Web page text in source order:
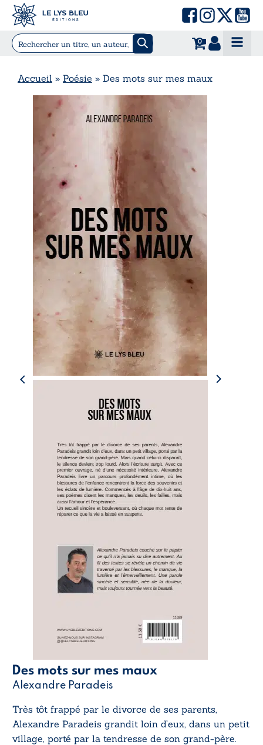
0
Accueil » Poésie » Des mots sur mes maux
Des mots sur mes maux
Alexandre Paradeis
Très tôt frappé par le divorce de ses parents,
Alexandre Paradeis grandit loin d’eux, dans un petit
village, porté par la tendresse de son grand-père.